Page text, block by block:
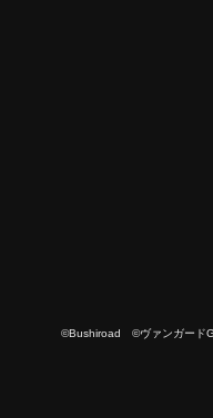
©Bushiroad ©ヴァンガード